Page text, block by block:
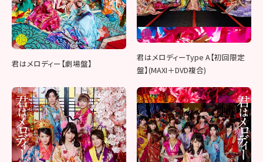
君はメロディー【劇場盤】
君はメロディーType A【初回限定
盤】(MAXI＋DVD複合)